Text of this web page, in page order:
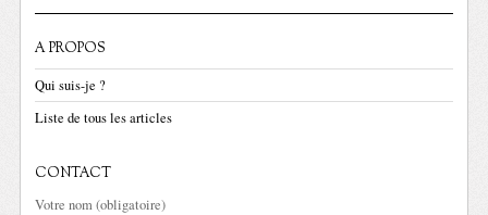
A PROPOS
Qui suis-je ?
Liste de tous les articles
CONTACT
Votre nom (obligatoire)